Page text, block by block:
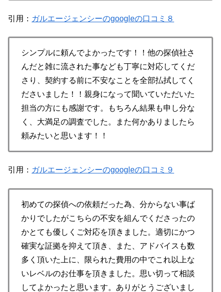
引用： ガルエージェンシーのgoogleの口コミ８
シンプルに頼んでよかったです！！他の探偵社さ
んだと雑に流された事なども丁寧に対応してくだ
さり、契約する前に不安なことを全部払拭してく
ださいました！！親身になって聞いていただいた
担当の方にも感謝です。もちろん結果も申し分な
く、大満足の調査でした。また何かありましたら
頼みたいと思います！！
引用： ガルエージェンシーのgoogleの口コミ９
初めての探偵への依頼だった為、分からない事ば
かりでしたがこちらの不安を組んでくださったの
かとても優しくご対応を頂きました。適切にかつ
確実な証拠を抑えて頂き、また、アドバイスも数
多く頂いた上に、限られた費用の中でこれ以上な
いレベルのお仕事を頂きました。思い切って相談
してよかったと思います。ありがとうございまし